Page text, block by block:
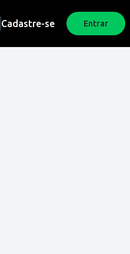
Cadastre-se Entrar